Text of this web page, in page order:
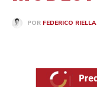
POR FEDERICO RIELLA